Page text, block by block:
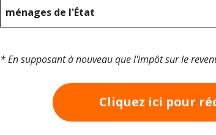
ménages de l'État
* En supposant à nouveau que l'impôt sur le
Cliquez ici pour